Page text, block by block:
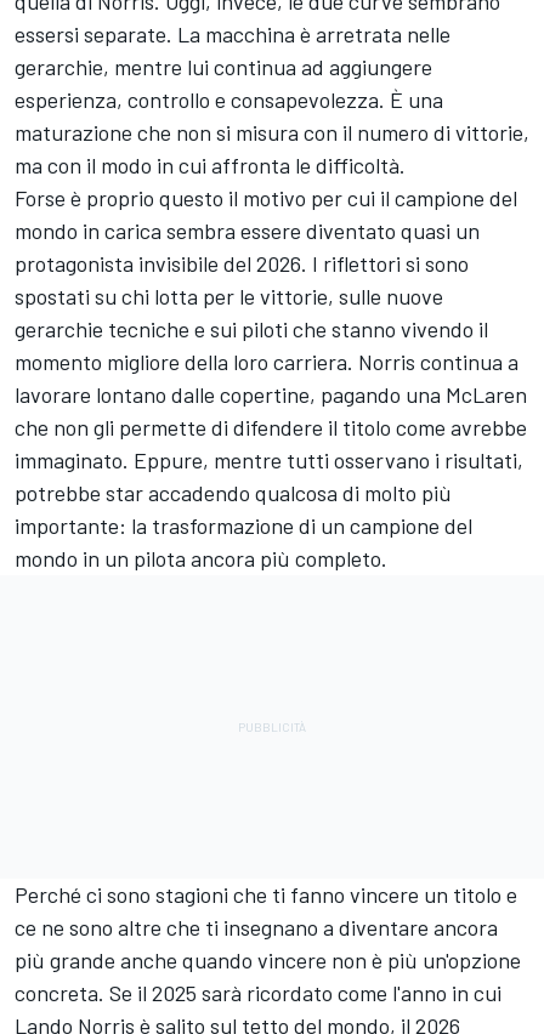
essersi separate. La macchina è arretrata nelle
gerarchie, mentre lui continua ad aggiungere
esperienza, controllo e consapevolezza. È una
maturazione che non si misura con il numero di vittorie,
ma con il modo in cui affronta le difficoltà.
Forse è proprio questo il motivo per cui il campione del
mondo in carica sembra essere diventato quasi un
protagonista invisibile del 2026. I riflettori si sono
spostati su chi lotta per le vittorie, sulle nuove
gerarchie tecniche e sui piloti che stanno vivendo il
momento migliore della loro carriera. Norris continua a
lavorare lontano dalle copertine, pagando una McLaren
che non gli permette di difendere il titolo come avrebbe
immaginato. Eppure, mentre tutti osservano i risultati,
potrebbe star accadendo qualcosa di molto più
importante: la trasformazione di un campione del
mondo in un pilota ancora più completo.
Perché ci sono stagioni che ti fanno vincere un titolo e
ce ne sono altre che ti insegnano a diventare ancora
più grande anche quando vincere non è più un'opzione
concreta. Se il 2025 sarà ricordato come l'anno in cui
Lando Norris è salito sul tetto del mondo, il 2026